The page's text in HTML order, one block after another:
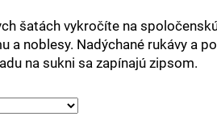
šatách vykročíte na
a noblesy. Nadýchané rukávy a
na sukni sa zapínajú zipsom.